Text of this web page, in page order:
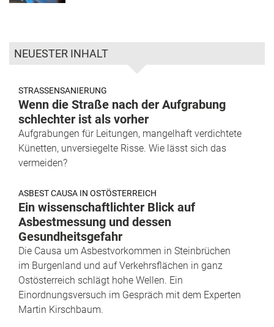
NEUESTER INHALT
STRASSENSANIERUNG
Wenn die Straße nach der Aufgrabung
schlechter ist als vorher
Aufgrabungen für Leitungen, mangelhaft verdichtete
Künetten, unversiegelte Risse. Wie lässt sich das
vermeiden?
ASBEST CAUSA IN OSTÖSTERREICH
Ein wissenschaftlichter Blick auf
Asbestmessung und dessen
Gesundheitsgefahr
Die Causa um Asbestvorkommen in Steinbrüchen
im Burgenland und auf Verkehrsflächen in ganz
Ostösterreich schlägt hohe Wellen. Ein
Einordnungsversuch im Gespräch mit dem Experten
Martin Kirschbaum.